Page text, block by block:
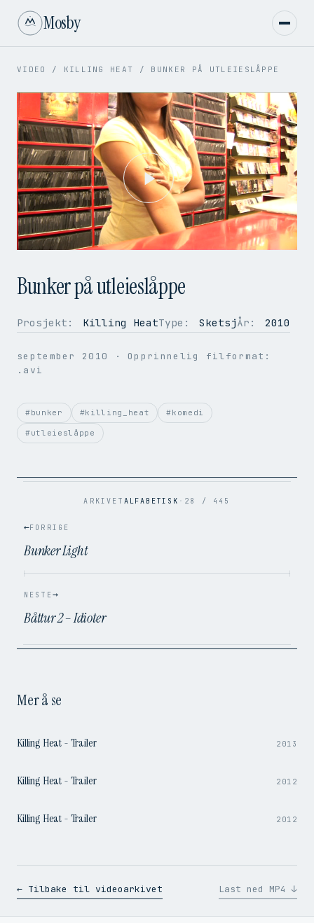
Mosby
VIDEO / KILLING HEAT / BUNKER PÅ UTLEIESLÅPPE
Play
Video
720 × 576
BITRATE 5.1 Mbps
FILSTØRRELSE
OPPRINNELIG
Bunker på utleieslåppe
Prosjekt: Killing HeatType: SketsjÅr: 2010
september 2010
· Opprinnelig filformat:
.avi
#bunker #killing_heat #komedi
#utleieslåppe
ARKIVET ALFABETISK · 28 / 445
←FORRIGE
Bunker Light
NESTE→
Båttur 2 – Idioter
Mer å se
Killing Heat - Trailer 2013
1:37
Killing Heat - Trailer 2012
1:37
Killing Heat - Trailer 2012
← Tilbake til videoarkivet Last ned MP4 ↓